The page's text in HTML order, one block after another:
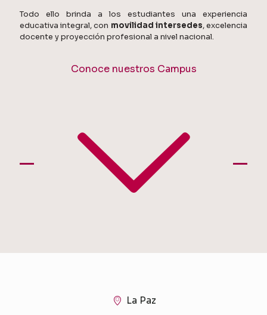
Todo ello brinda a los estudiantes una experiencia
educativa integral, con movilidad intersedes, excelencia
docente y proyección profesional a nivel nacional.
Conoce nuestros Campus
La Paz